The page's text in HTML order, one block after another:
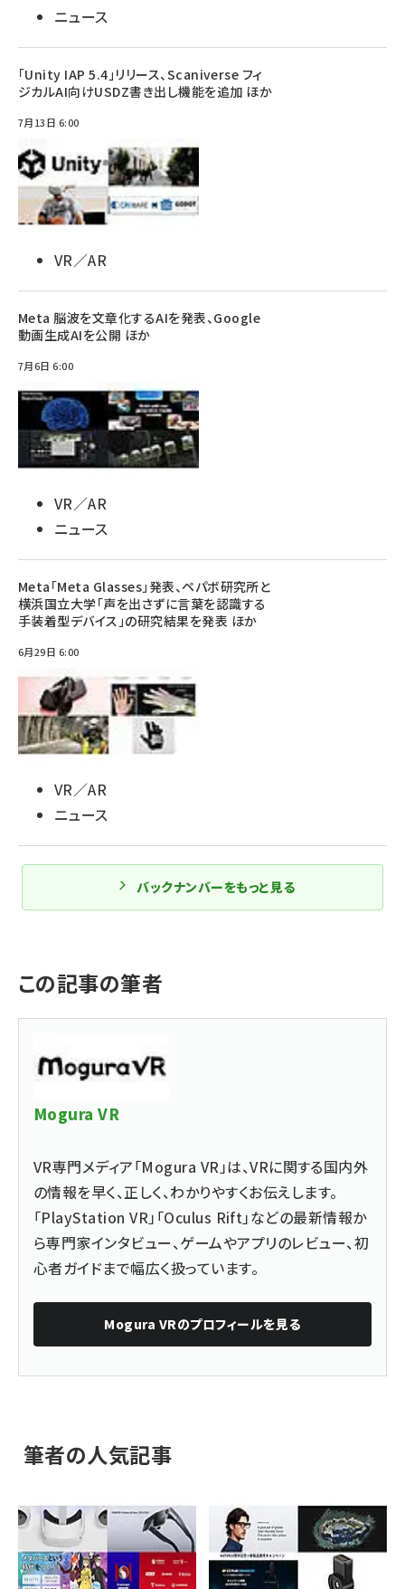
ニュース
「Unity IAP 5.4」リリース、Scaniverse フィ
ジカルAI向けUSDZ書き出し機能を追加 ほか
7月13日 6:00
VR／AR
Meta 脳波を文章化するAIを発表、Google
動画生成AIを公開 ほか
7月6日 6:00
VR／AR
ニュース
Meta「Meta Glasses」発表、ペパボ研究所と
横浜国立大学「声を出さずに言葉を認識する
手装着型デバイス」の研究結果を発表 ほか
6月29日 6:00
VR／AR
ニュース
バックナンバーをもっと見る
この記事の筆者
Mogura VR
VR専門メディア「Mogura VR」は、VRに関する国内外
の情報を早く、正しく、わかりやすくお伝えします。
「PlayStation VR」「Oculus Rift」などの最新情報か
ら専門家インタビュー、ゲームやアプリのレビュー、初
心者ガイドまで幅広く扱っています。
Mogura VRのプロフィールを見る
筆者の人気記事